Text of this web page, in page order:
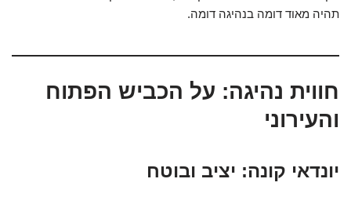
תהיה מאוד דומה בנהיגה דומה.
חווית נהיגה: על הכביש הפתוח
והעירוני
יונדאי קונה: יציב ובוטח